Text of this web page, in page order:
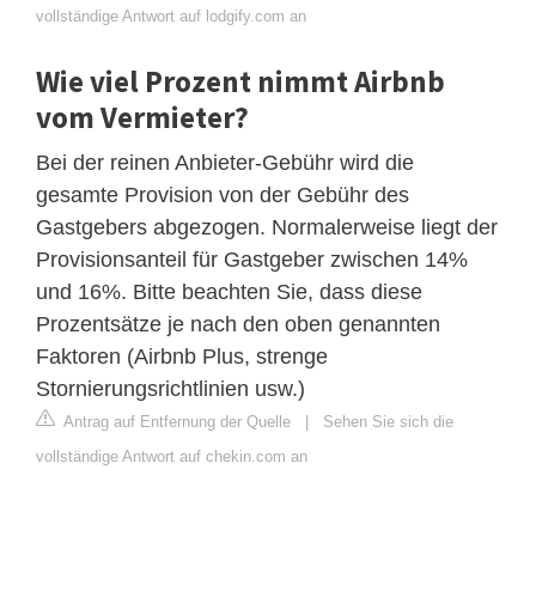
vollständige Antwort auf lodgify.com an
Wie viel Prozent nimmt Airbnb
vom Vermieter?
Bei der reinen Anbieter-Gebühr wird die
gesamte Provision von der Gebühr des
Gastgebers abgezogen. Normalerweise liegt der
Provisionsanteil für Gastgeber zwischen 14%
und 16%. Bitte beachten Sie, dass diese
Prozentsätze je nach den oben genannten
Faktoren (Airbnb Plus, strenge
Stornierungsrichtlinien usw.)
Antrag auf Entfernung der Quelle | Sehen Sie sich die
vollständige Antwort auf chekin.com an